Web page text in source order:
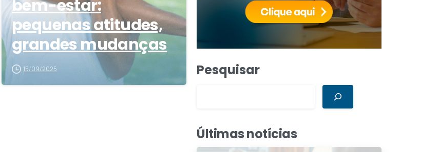
bem-estar:
pequenas atitudes,
grandes mudanças
15/09/2025 Pesquisar
Últimas notícias